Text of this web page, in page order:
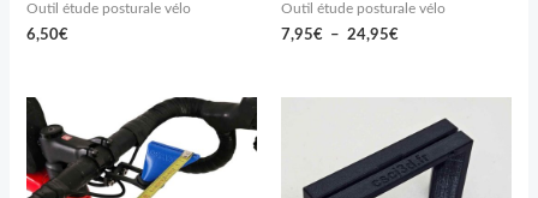
Outil étude posturale vélo
6,50€
Outil étude posturale vélo
7,95€ – 24,95€
de
prix :
14,95€